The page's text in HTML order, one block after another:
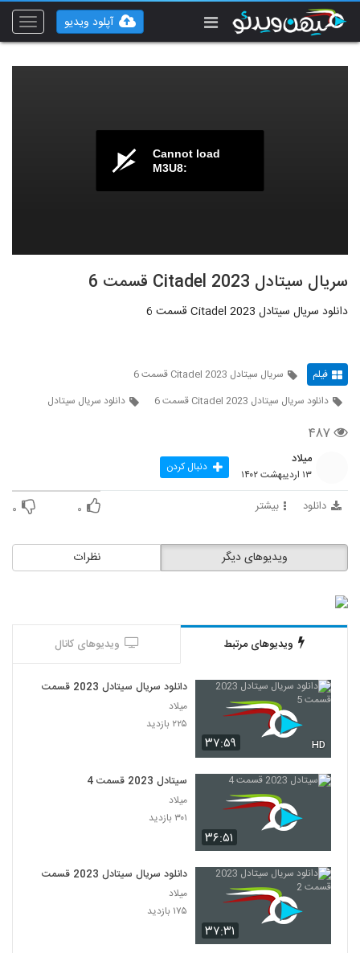
Toggle
آپلود ویدیو
Cannot load
M3U8:
سریال سیتادل Citadel 2023 قسمت 6
دانلود سریال سیتادل Citadel 2023 قسمت 6
فیلم
سریال سیتادل Citadel 2023 قسمت 6
دانلود سریال سیتادل Citadel 2023 قسمت 6
دانلود سریال سیتادل
۴۸۷
میلاد
۱۳ اردیبهشت ۱۴۰۲ دنبال کردن
دانلود بیشتر ۰ ۰
نظرات ویدیوهای دیگر
ویدیوهای مرتبط ویدیوهای کانال
۳۷:۵۹ HD
دانلود سریال سیتادل 2023 قسمت 5
میلاد
۲۲۵ بازدید
۳۶:۵۱
سیتادل 2023 قسمت 4
میلاد
۳۰۱ بازدید
۳۷:۳۱
دانلود سریال سیتادل 2023 قسمت 2
میلاد
۱۷۵ بازدید